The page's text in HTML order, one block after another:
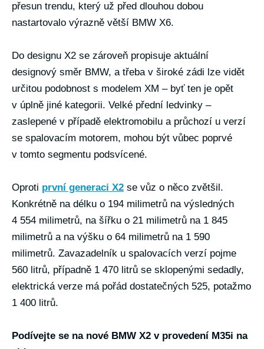
přesun trendu, který už před dlouhou dobou
nastartovalo výrazně větší BMW X6.
Do designu X2 se zároveň propisuje aktuální
designový směr BMW, a třeba v široké zádi lze vidět
určitou podobnost s modelem XM – byť ten je opět
v úplně jiné kategorii. Velké přední ledvinky –
zaslepené v případě elektromobilu a průchozí u verzí
se spalovacím motorem, mohou být vůbec poprvé
v tomto segmentu podsvícené.
Oproti první generaci X2 se vůz o něco zvětšil.
Konkrétně na délku o 194 milimetrů na výsledných
4 554 milimetrů, na šířku o 21 milimetrů na 1 845
milimetrů a na výšku o 64 milimetrů na 1 590
milimetrů. Zavazadelník u spalovacích verzí pojme
560 litrů, případně 1 470 litrů se sklopenými sedadly,
elektrická verze má pořád dostatečných 525, potažmo
1 400 litrů.
Podívejte se na nové BMW X2 v provedení M35i na